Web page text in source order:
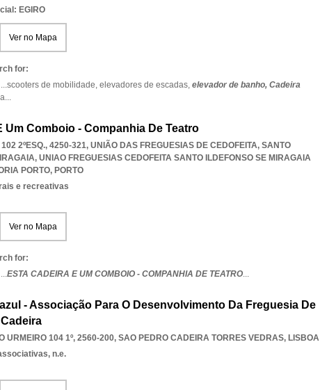
EGIRO
Ver no Mapa
for:
scooters de mobilidade, elevadores de escadas, elevador de banho, Cadeira
...
Um Comboio - Companhia De Teatro
2ºESQ., 4250-321, UNIÃO DAS FREGUESIAS DE CEDOFEITA, SANTO
, UNIAO FREGUESIAS CEDOFEITA SANTO ILDEFONSO SE MIRAGAIA
PORTO, PORTO
e recreativas
Ver no Mapa
for:
ESTA CADEIRA E UM COMBOIO - COMPANHIA DE TEATRO...
- Associação Para O Desenvolvimento Da Freguesia De
URMEIRO 104 1º, 2560-200, SAO PEDRO CADEIRA TORRES VEDRAS, LISBOA
n.e.